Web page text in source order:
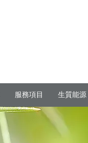
服務項目 生質能源